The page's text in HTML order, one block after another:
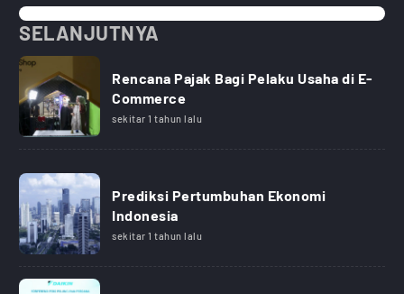
SELANJUTNYA
Rencana Pajak Bagi Pelaku Usaha di E-
Commerce
sekitar 1 tahun lalu
Prediksi Pertumbuhan Ekonomi
Indonesia
sekitar 1 tahun lalu